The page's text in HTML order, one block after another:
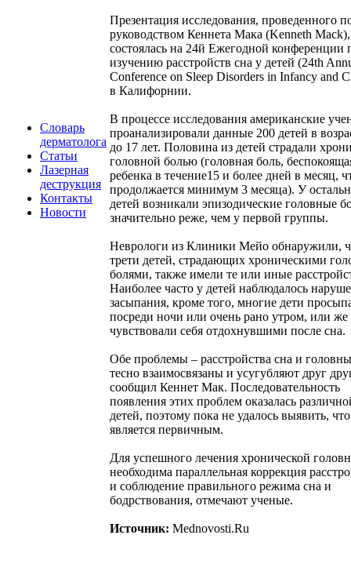
Словарь
дерматолога
Статьи
Лазерная
деструкция
Контакты
Новости
Презентация исследования, проведенного
руководством Кеннета Мака (Kenneth Mack),
состоялась на 24й Ежегодной конференции
изучению расстройств сна у детей (24th
Conference on Sleep Disorders in Infancy and
в Калифорнии.
В процессе исследования американские
проанализировали данные 200 детей в
до 17 лет. Половина из детей страдали
головной болью (головная боль,
ребенка в течение15 и более дней в месяц,
продолжается минимум 3 месяца). У
детей возникали эпизодические головные
значительно реже, чем у первой группы.
Неврологи из Клиники Мейо обнаружили,
трети детей, страдающих хроническими
болями, также имели те или иные
Наиболее часто у детей наблюдалось
засыпания, кроме того, многие дети
посреди ночи или очень рано утром, или же
чувствовали себя отдохнувшими после сна.
Обе проблемы – расстройства сна и
тесно взаимосвязаны и усугубляют друг
сообщил Кеннет Мак. Последовательность
появления этих проблем оказалась
детей, поэтому пока не удалось выявить,
является первичным.
Для успешного лечения хронической
необходима параллельная коррекция
и соблюдение правильного режима сна и
бодрствования, отмечают ученые.
Источник: Mednovosti.Ru